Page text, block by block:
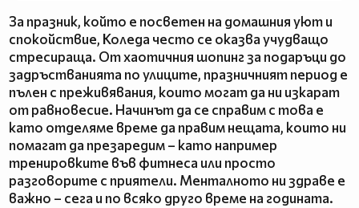
За празник, който е посветен на домашния уют и
спокойствие, Коледа често се оказва учудващо
стресираща. От хаотичния шопинг за подаръци до
задръстванията по улиците, празничният период е
пълен с преживявания, които могат да ни изкарат
от равновесие. Начинът да се справим с това е
като отделяме време да правим нещата, които ни
помагат да презаредим – като например
тренировките във фитнеса или просто
разговорите с приятели. Менталното ни здраве е
важно – сега и по всяко друго време на годината.